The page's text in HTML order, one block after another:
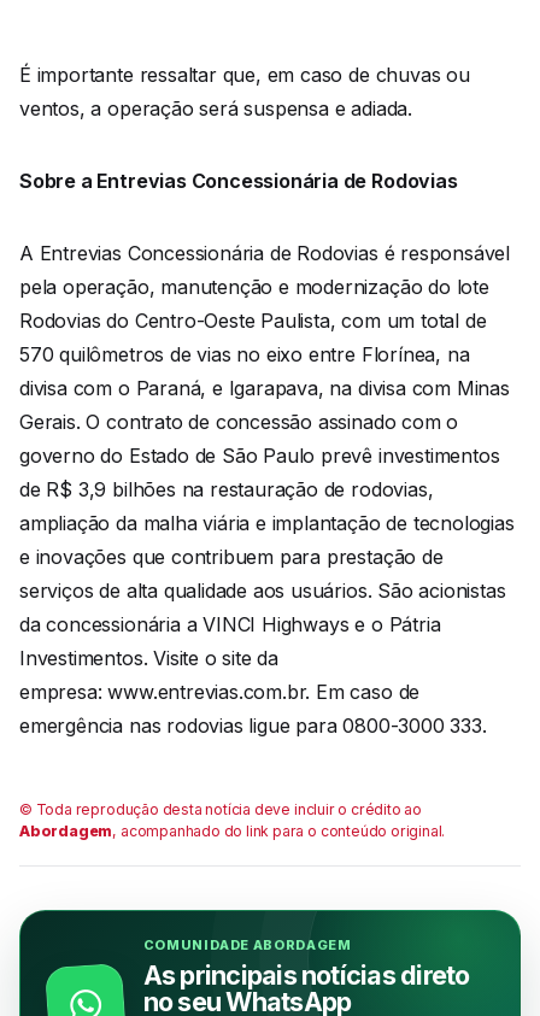
É importante ressaltar que, em caso de chuvas ou
ventos, a operação será suspensa e adiada.
Sobre a Entrevias Concessionária de Rodovias
A Entrevias Concessionária de Rodovias é responsável
pela operação, manutenção e modernização do lote
Rodovias do Centro-Oeste Paulista, com um total de
570 quilômetros de vias no eixo entre Florínea, na
divisa com o Paraná, e Igarapava, na divisa com Minas
Gerais. O contrato de concessão assinado com o
governo do Estado de São Paulo prevê investimentos
de R$ 3,9 bilhões na restauração de rodovias,
ampliação da malha viária e implantação de tecnologias
e inovações que contribuem para prestação de
serviços de alta qualidade aos usuários. São acionistas
da concessionária a VINCI Highways e o Pátria
Investimentos. Visite o site da
empresa: www.entrevias.com.br. Em caso de
emergência nas rodovias ligue para 0800-3000 333.
© Toda reprodução desta notícia deve incluir o crédito ao
Abordagem, acompanhado do link para o conteúdo original.
COMUNIDADE ABORDAGEM
As principais notícias direto
no seu WhatsApp